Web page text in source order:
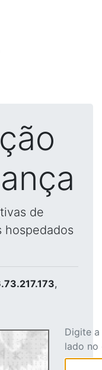
de
hospedados
,
Digite
lado no